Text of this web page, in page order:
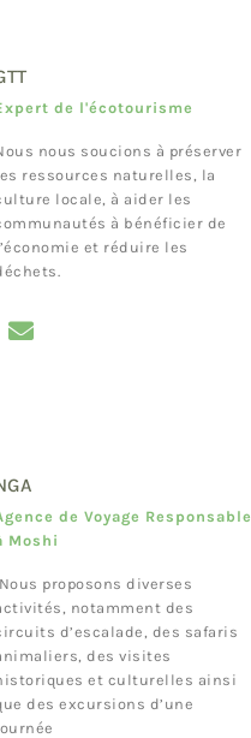
de l'écotourisme
nous soucions à préserver
ressources naturelles, la
locale, à aider les
à bénéficier de
et réduire les
de Voyage Responsable
Moshi
Nous proposons diverses
notamment des
d’escalade, des safaris
des visites
et culturelles ainsi
des excursions d’une